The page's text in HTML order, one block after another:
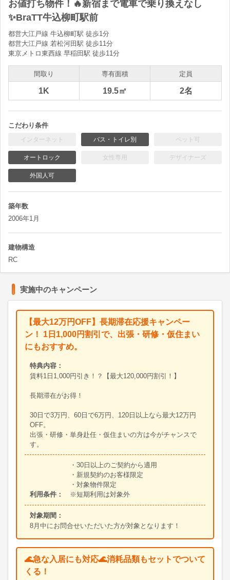
お値打ち物件！🔥新宿まで電車で乗り換えなし
✨BraTT牛込柳町駅前
都営大江戸線 牛込柳町駅 徒歩1分
都営大江戸線 若松河田駅 徒歩11分
東京メトロ東西線 早稲田駅 徒歩11分
間取り 専有面積 定員
1K 19.5㎡ 2名
こだわり条件
インターネット バス・トイレ別 ペット可
オートロック 女性専用 デザイナーズ
外国人可
築年数
2006年1月
建物構造
RC
実施中のキャンペーン
【最大12万円OFF】長期滞在応援キャンペー
ン！ 1日1,000円割引で、出張・研修・仮住まい
にもおすすめ。
特典内容：
賃料1日1,000円引き！？【最大120,000円割引！】
長期滞在がお得！
30日で3万円、60日で6万円、120日以上なら最大12万円
OFF。
出張・研修・単身赴任・仮住まいの方は今がチャンスで
す。
利用条件：
・30日以上のご契約から適用
・新規契約のお客様限定
・対象物件限定
※短期利用は対象外
対象期間：
8月中にお問合せいただいた方が対象となります！
🌊急な入居にも対応🌊消耗品類もセットでついて
くる！